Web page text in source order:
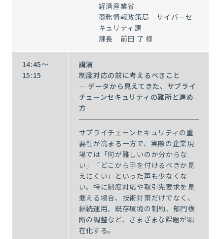
経済産業省
商務情報政策局 サイバーセ
キュリティ課
課長 前田 了 様
14:45～
15:15
講演
制度対応の前に考えるべきこと
― データから見えてきた、サプライ
チェーンセキュリティの難所と進め
方
サプライチェーンセキュリティの重
要性が高まる一方で、実際の企業現
場では「何が難しいのか分からな
い」「どこから手を付けるべきか見
えにくい」といった声も少なくな
い。特に制度対応や取引先要求を見
据える場合、技術対策だけでなく、
継続運用、既存環境の制約、部門横
断の調整など、さまざまな課題が顕
在化する。